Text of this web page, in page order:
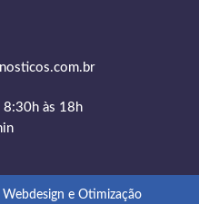
8:30h às 18h
Webdesign e Otimização